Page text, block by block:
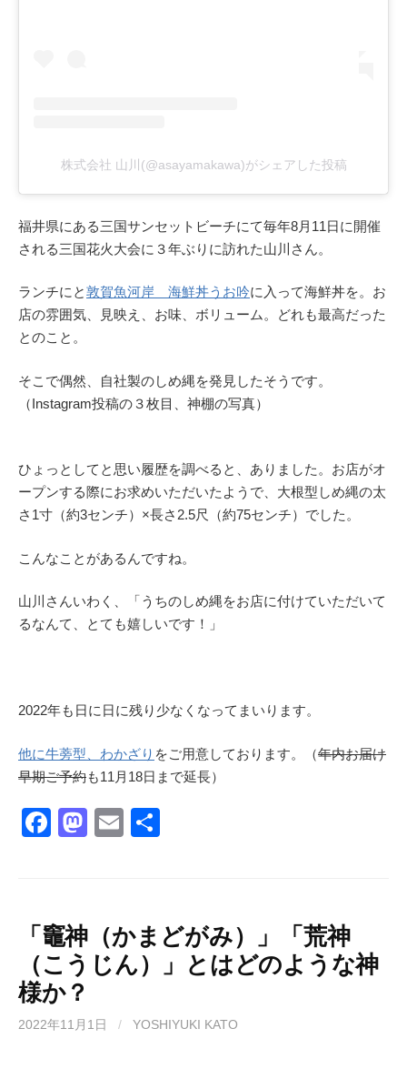
株式会社 山川(@asayamakawa)がシェアした投稿
福井県にある三国サンセットビーチにて毎年8月11日に開催
される三国花火大会に３年ぶりに訪れた山川さん。
ランチにと敦賀魚河岸 海鮮丼うお吟に入って海鮮丼を。お
店の雰囲気、見映え、お味、ボリューム。どれも最高だった
とのこと。
そこで偶然、自社製のしめ縄を発見したそうです。
（Instagram投稿の３枚目、神棚の写真）
ひょっとしてと思い履歴を調べると、ありました。お店がオ
ープンする際にお求めいただいたようで、大根型しめ縄の太
さ1寸（約3センチ）×長さ2.5尺（約75センチ）でした。
こんなことがあるんですね。
山川さんいわく、「うちのしめ縄をお店に付けていただいて
るなんて、とても嬉しいです！」
2022年も日に日に残り少なくなってまいります。
他に牛蒡型、わかざり をご用意しております。（年内お届け
早期ご予約も11月18日まで延長）
F
b
o
o
k
M
d
o
E
「竈神（かまどがみ）」「荒神
（こうじん）」とはどのような神
様か？
2022年11月1日 / YOSHIYUKI KATO